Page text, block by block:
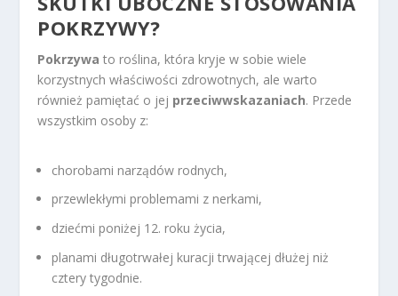
POKRZYWY?
Pokrzywa to roślina, która kryje w sobie wiele
korzystnych właściwości zdrowotnych, ale warto
również pamiętać o jej przeciwwskazaniach. Przede
wszystkim osoby z:
chorobami narządów rodnych,
przewlekłymi problemami z nerkami,
dziećmi poniżej 12. roku życia,
planami długotrwałej kuracji trwającej dłużej niż
cztery tygodnie.